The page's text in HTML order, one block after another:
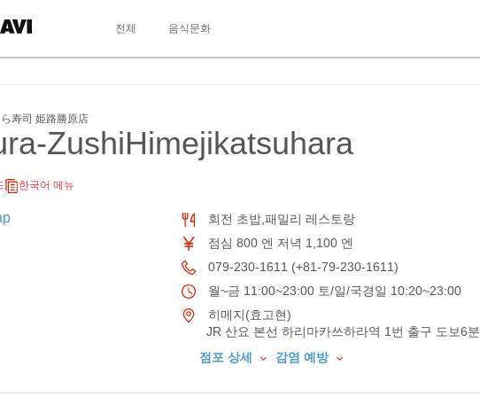
전체 음식문화
寿司 姫路勝原店
ZushiHimejikatsuhara
한국어 메뉴
회전 초밥,패밀리 레스토랑
점심 800 엔 저녁 1,100 엔
079-230-1611 (+81-79-230-1611)
월~금 11:00~23:00 토/일/국경일 10:20~23:00
히메지(효고현)
JR 산요 본선 하리마카쓰하라역 1번 출구 도보6분
점포 상세
감염 예방